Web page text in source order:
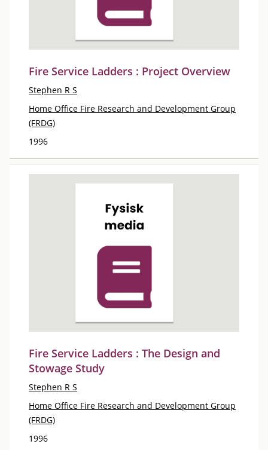
Fire Service Ladders : Project Overview
Stephen R S
Home Office Fire Research and Development Group
(FRDG)
1996
Fire Service Ladders : The Design and
Stowage Study
Stephen R S
Home Office Fire Research and Development Group
(FRDG)
1996